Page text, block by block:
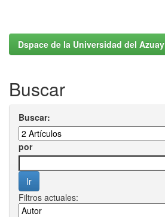
Dspace de la Universidad del Azuay
Buscar
Buscar:
por
Filtros actuales: